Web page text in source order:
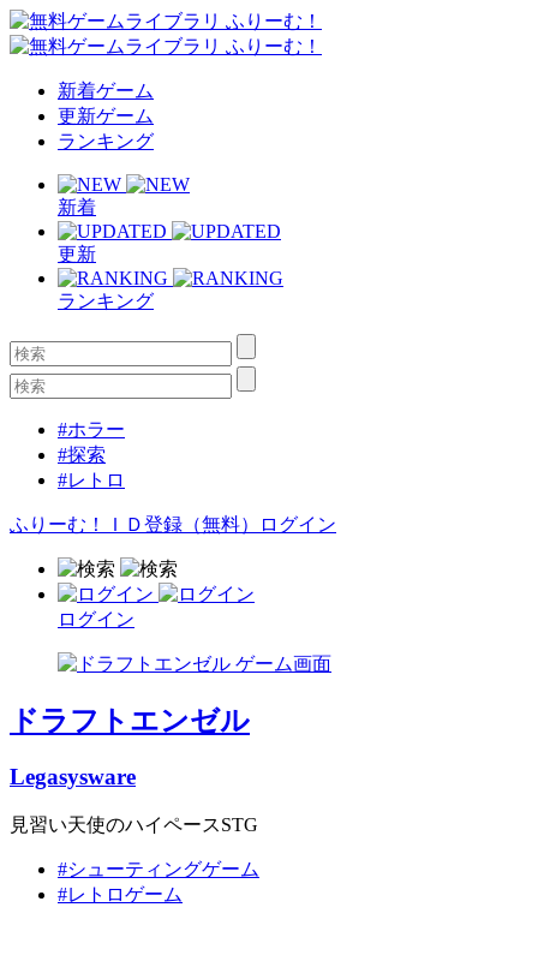
新着ゲーム
更新ゲーム
ランキング
新着
更新
ランキング
#ホラー
#探索
#レトロ
ふりーむ！ＩＤ登録（無料） ログイン
ログイン
ドラフトエンゼル
Legasysware
見習い天使のハイペースSTG
#シューティングゲーム
#レトロゲーム